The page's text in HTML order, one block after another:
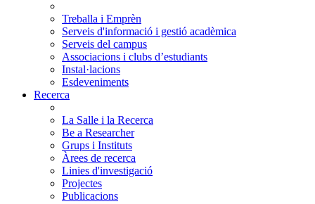
Treballa i Emprèn
Serveis d'informació i gestió acadèmica
Serveis del campus
Associacions i clubs d’estudiants
Instal·lacions
Esdeveniments
Recerca
La Salle i la Recerca
Be a Researcher
Grups i Instituts
Àrees de recerca
Linies d'investigació
Projectes
Publicacions